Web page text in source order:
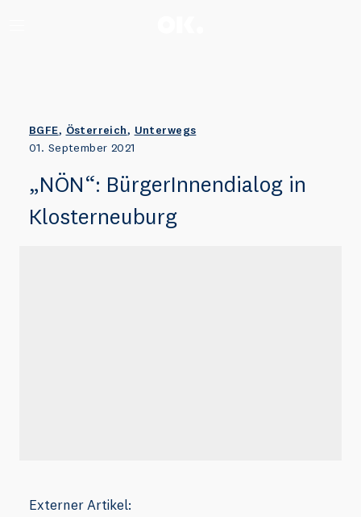
BGFE, Österreich, Unterwegs
01. September 2021
„NÖN“: BürgerInnendialog in
Klosterneuburg
Externer Artikel: